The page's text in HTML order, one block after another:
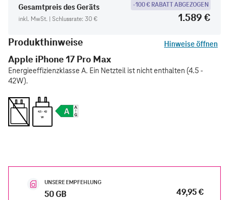
Gesamtpreis des Geräts
inkl. MwSt. | Schlussrate: 30 €
-100 € RABATT ABGEZOGEN
1.589 €
Produkthinweise
Hinweise öffnen
Apple iPhone 17 Pro Max
Energieeffizienzklasse A. Ein Netzteil ist nicht enthalten (4.5 -
42W).
4.5 - 42
W
UNSERE EMPFEHLUNG
50 GB 49,95 €